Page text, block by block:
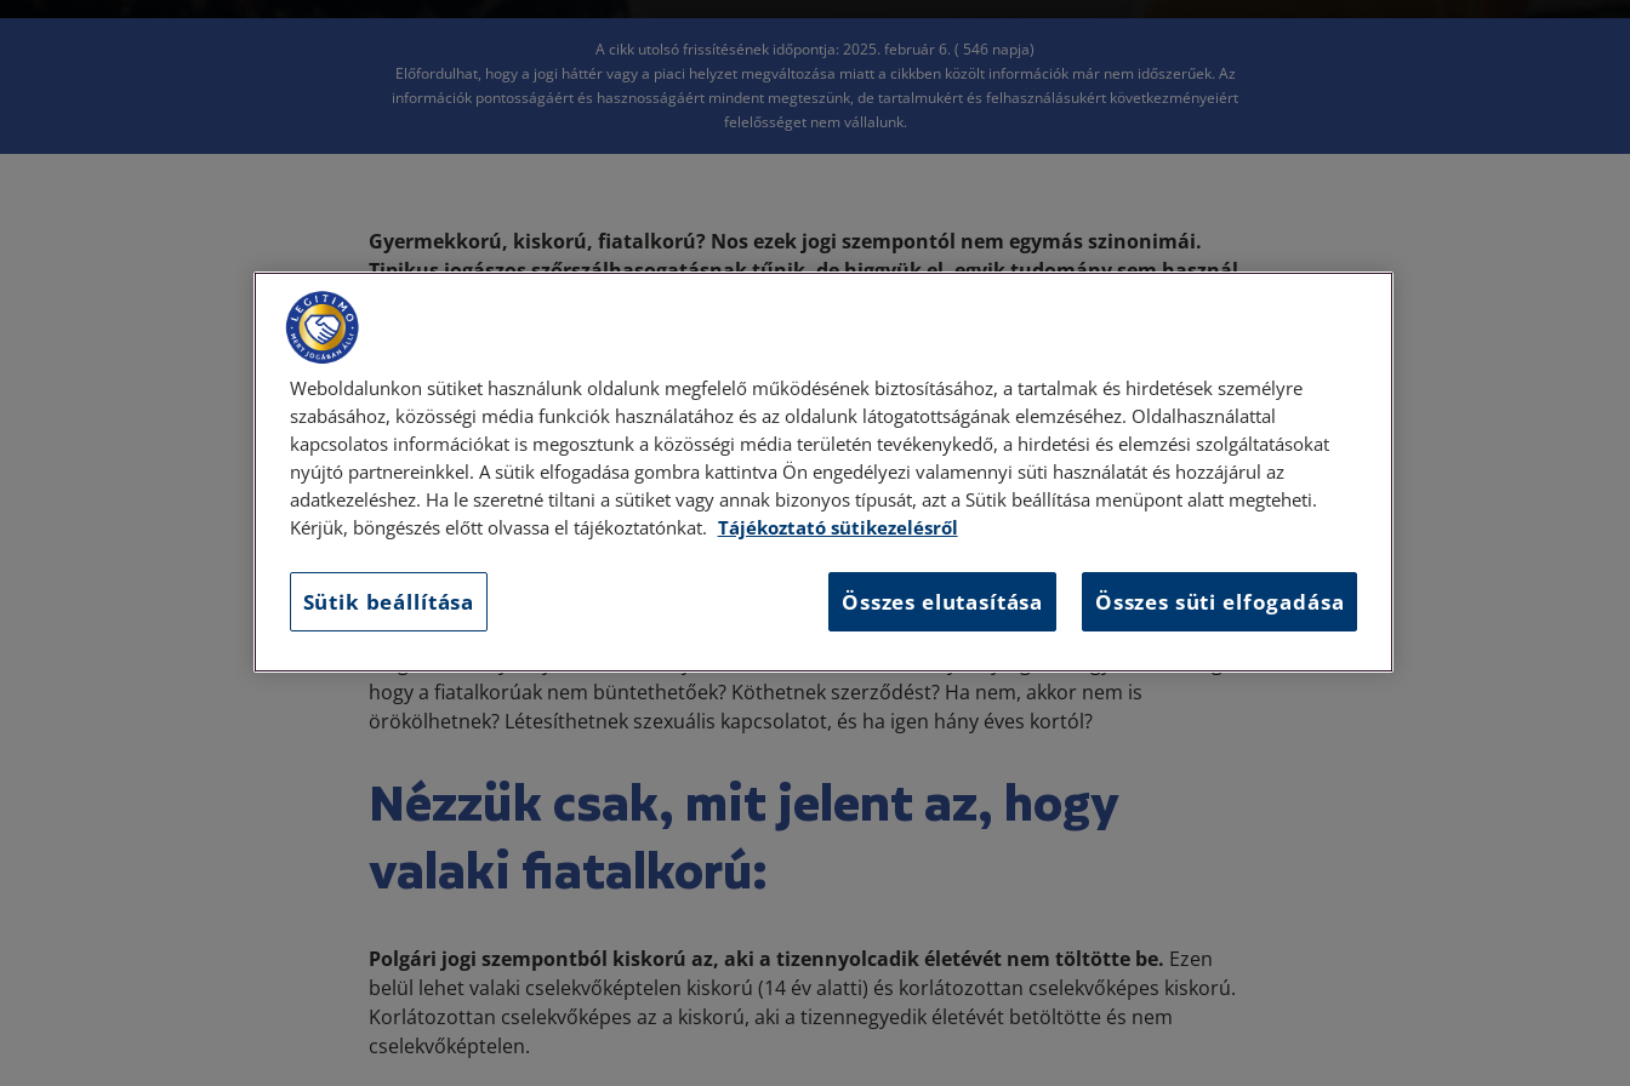
A cikk utolsó frissítésének időpontja: 2025. február 6. ( 546 napja)
Előfordulhat, hogy a jogi háttér vagy a piaci helyzet megváltozása miatt a cikkben közölt információk már nem időszerűek. Az
információk pontosságáért és hasznosságáért mindent megteszünk, de tartalmukért és felhasználásukért következményeiért
felelősséget nem vállalunk.
Gyermekkorú, kiskorú, fiatalkorú? Nos ezek jogi szempontól nem egymás szinonimái.
Tipikus jogászos szőrszálhasogatásnak tűnik, de higgyük el, egyik tudomány sem használ
joggyakorlatot kialakítani. Képzeljük el milyen bizonytalanságot okozna, ha a
jogszabályban szinonimákat használnánk.
Korábbicikkünkbenösszeszedtünk pár olyan kifejezést, amit sokan szinonimaként használnak,
pedig jogi értelmemben különböző fogalmakról van szó.
Ha érdekel néhány kifejezetten tévesen használt kifejezés, ajánlom alábbicikkünket.
A fiatalkorú a tágabb fogalom, azon belül pedig vannak gyermekkorúak. De a gyermekkor szót a
hogy a fiatalkorúak nem büntethetőek? Köthetnek szerződést? Ha nem, akkor nem is
örökölhetnek? Létesíthetnek szexuális kapcsolatot, és ha igen hány éves kortól?
Nézzük csak, mit jelent az, hogy
valaki fiatalkorú:
Polgári jogi szempontból kiskorú az, aki a tizennyolcadik életévét nem töltötte be. Ezen
belül lehet valaki cselekvőképtelen kiskorú (14 év alatti) és korlátozottan cselekvőképes kiskorú.
Korlátozottan cselekvőképes az a kiskorú, aki a tizennegyedik életévét betöltötte és nem
cselekvőképtelen.
Weboldalunkon sütiket használunk oldalunk megfelelő működésének biztosításához, a tartalmak és hirdetések személyre
szabásához, közösségi média funkciók használatához és az oldalunk látogatottságának elemzéséhez. Oldalhasználattal
kapcsolatos információkat is megosztunk a közösségi média területén tevékenykedő, a hirdetési és elemzési szolgáltatásokat
nyújtó partnereinkkel. A sütik elfogadása gombra kattintva Ön engedélyezi valamennyi süti használatát és hozzájárul az
adatkezeléshez. Ha le szeretné tiltani a sütiket vagy annak bizonyos típusát, azt a Sütik beállítása menüpont alatt megteheti.
Kérjük, böngészés előtt olvassa el tájékoztatónkat. Tájékoztató sütikezelésről
Sütik beállítása Összes elutasítása Összes süti elfogadása